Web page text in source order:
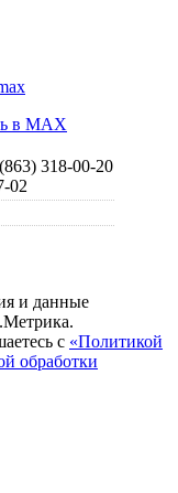
в MAX
318-00-20
02
и данные
с «Политикой
обработки